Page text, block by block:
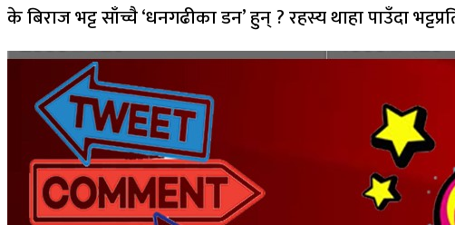
के बिराज भट्ट साँच्चै ‘धनगढीका डन’ हुन् ? रहस्य थाहा पाउँदा